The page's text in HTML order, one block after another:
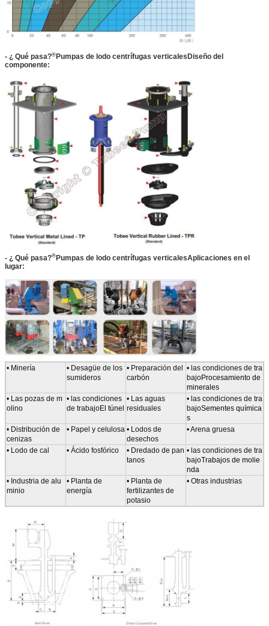
- ¿ Qué pasa?® Pumpas de lodo centrífugas verticales Diseño del
componente:
- ¿ Qué pasa?® Pumpas de lodo centrífugas verticalesAplicaciones en el
lugar:
• Minería
• Desagüe de los
sumideros
• Preparación del
carbón
• las condiciones de tra
bajoProcesamiento de
minerales
• Las pozas de m
olino
• las condiciones
de trabajoEl túnel
• Las aguas
residuales
• las condiciones de tra
bajoSementes química
s
• Distribución de
cenizas
• Papel y celulosa • Lodos de
desechos
• Arena gruesa
• Lodo de cal • Ácido fosfórico
• Dredado de pan
tanos
• las condiciones de tra
bajoTrabajos de molie
nda
• Industria de alu
minio
• Planta de
energía
• Planta de
fertilizantes de
potasio
• Otras industrias